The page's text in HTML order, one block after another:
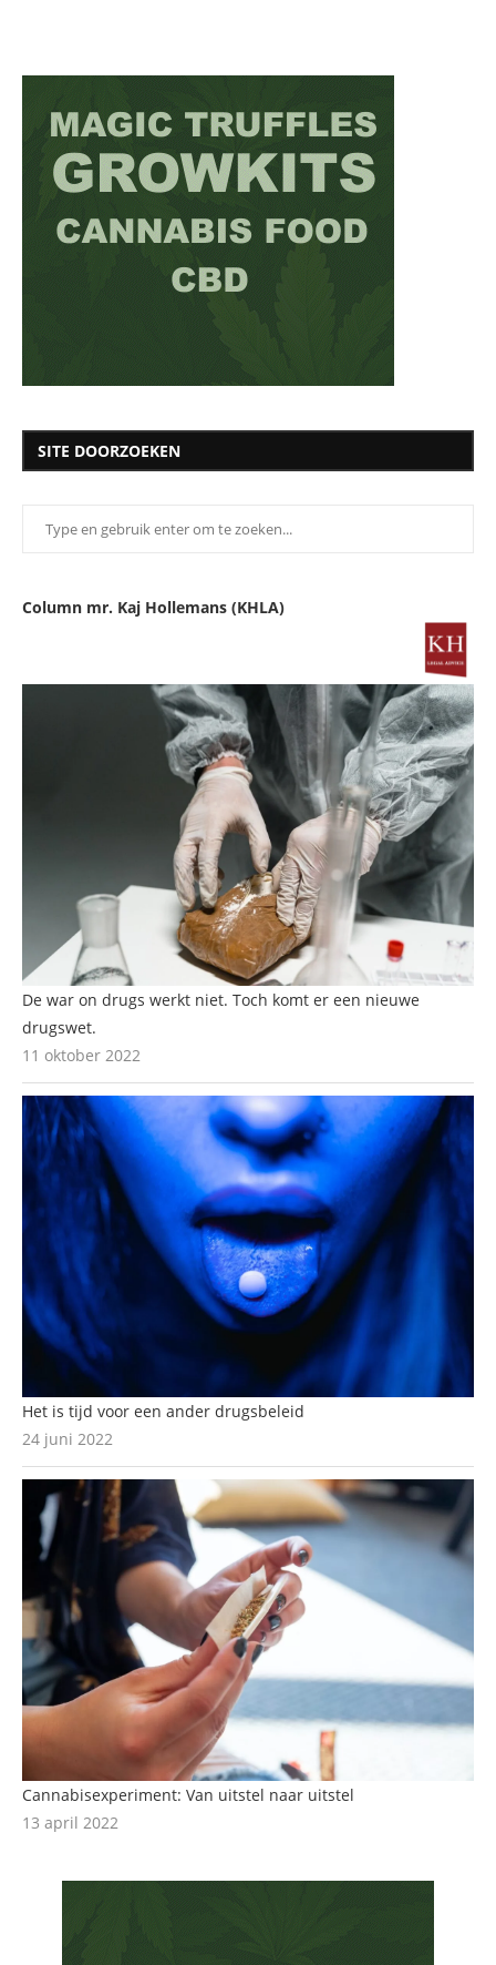
SITE DOORZOEKEN
Column mr. Kaj Hollemans (KHLA)
De war on drugs werkt niet. Toch komt er een nieuwe
drugswet.
11 oktober 2022
Het is tijd voor een ander drugsbeleid
24 juni 2022
Cannabisexperiment: Van uitstel naar uitstel
13 april 2022